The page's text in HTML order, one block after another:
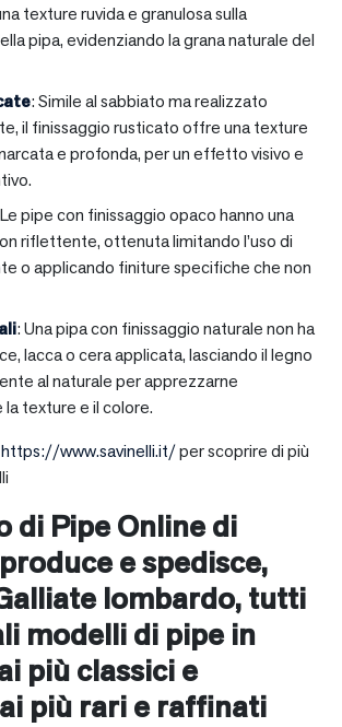
texture ruvida e granulosa sulla
pipa, evidenziando la grana naturale del
: Simile al sabbiato ma realizzato
il finissaggio rusticato offre una texture
e profonda, per un effetto visivo e
pipe con finissaggio opaco hanno una
riflettente, ottenuta limitando l’uso di
o applicando finiture specifiche che non
: Una pipa con finissaggio naturale non ha
lacca o cera applicata, lasciando il legno
al naturale per apprezzarne
texture e il colore.
https://www.savinelli.it/per scoprire di più
di Pipe Online di
e spedisce,
lombardo, tutti
modelli di pipe in
più classici e
più rari e raffinati